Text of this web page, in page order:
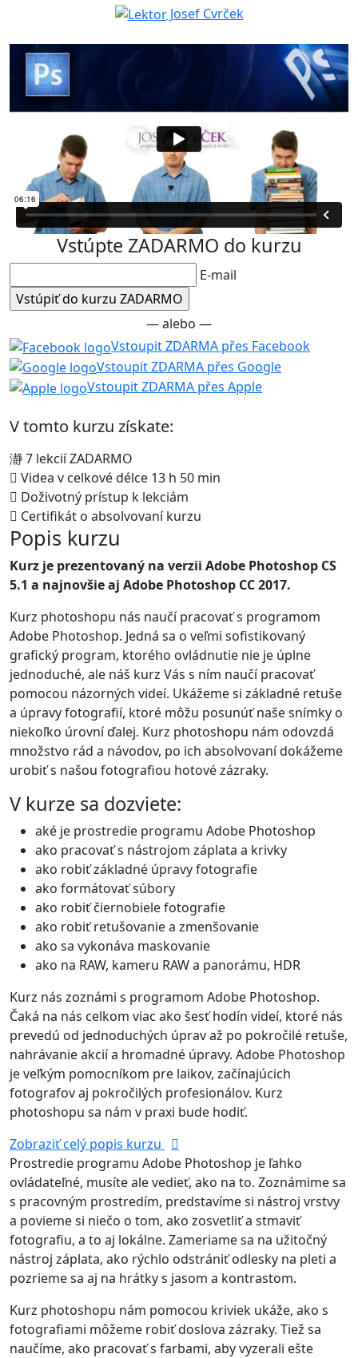
Josef Cvrček
Vstúpte ZADARMO do kurzu
E-mail
— alebo —
Vstoupit ZDARMA přes Facebook
Vstoupit ZDARMA přes Google
Vstoupit ZDARMA přes Apple
V tomto kurzu získate:
7 lekcií ZADARMO
Videa v celkové délce 13 h 50 min
Doživotný prístup k lekciám
Certifikát o absolvovaní kurzu
Popis kurzu
Kurz je prezentovaný na verzii Adobe Photoshop CS
5.1 a najnovšie aj Adobe Photoshop CC 2017.
Kurz photoshopu nás naučí pracovať s programom
Adobe Photoshop. Jedná sa o veľmi sofistikovaný
grafický program, ktorého ovládnutie nie je úplne
jednoduché, ale náš kurz Vás s ním naučí pracovať
pomocou názorných videí. Ukážeme si základné retuše
a úpravy fotografií, ktoré môžu posunúť naše snímky o
niekoľko úrovní ďalej. Kurz photoshopu nám odovzdá
množstvo rád a návodov, po ich absolvovaní dokážeme
urobiť s našou fotografiou hotové zázraky.
V kurze sa dozviete:
aké je prostredie programu Adobe Photoshop
ako pracovať s nástrojom záplata a krivky
ako robiť základné úpravy fotografie
ako formátovať súbory
ako robiť čiernobiele fotografie
ako robiť retušovanie a zmenšovanie
ako sa vykonáva maskovanie
ako na RAW, kameru RAW a panorámu, HDR
Kurz nás zoznámi s programom Adobe Photoshop.
Čaká na nás celkom viac ako šesť hodín videí, ktoré nás
prevedú od jednoduchých úprav až po pokročilé retuše,
nahrávanie akcií a hromadné úpravy. Adobe Photoshop
je veľkým pomocníkom pre laikov, začínajúcich
fotografov aj pokročilých profesionálov. Kurz
photoshopu sa nám v praxi bude hodiť.
Zobraziť celý popis kurzu
Prostredie programu Adobe Photoshop je ľahko
ovládateľné, musíte ale vedieť, ako na to. Zoznámime sa
s pracovným prostredím, predstavíme si nástroj vrstvy
a povieme si niečo o tom, ako zosvetliť a stmaviť
fotografiu, a to aj lokálne. Zameriame sa na užitočný
nástroj záplata, ako rýchlo odstrániť odlesky na pleti a
pozrieme sa aj na hrátky s jasom a kontrastom.
Kurz photoshopu nám pomocou kriviek ukáže, ako s
fotografiami môžeme robiť doslova zázraky. Tiež sa
naučíme, ako pracovať s farbami, aby vyzerali ešte